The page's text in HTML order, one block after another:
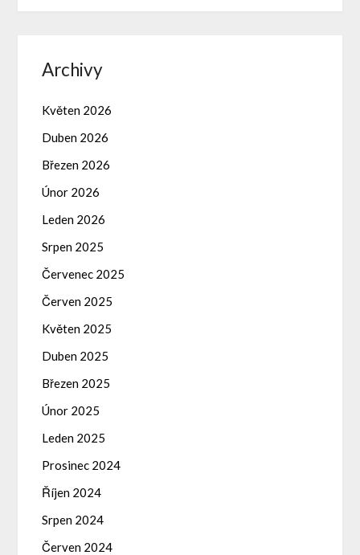
Archivy
Květen 2026
Duben 2026
Březen 2026
Únor 2026
Leden 2026
Srpen 2025
Červenec 2025
Červen 2025
Květen 2025
Duben 2025
Březen 2025
Únor 2025
Leden 2025
Prosinec 2024
Říjen 2024
Srpen 2024
Červen 2024